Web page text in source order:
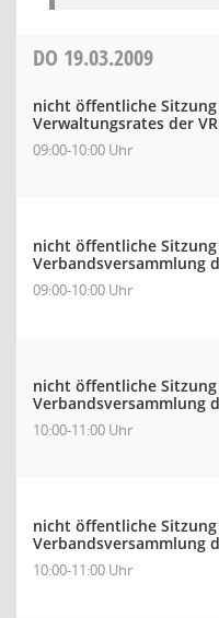
DO 19.03.2009
nicht öffentliche
Verwaltungsrates der
09:00-10:00 Uhr
nicht öffentliche
Verbandsversammlung
09:00-10:00 Uhr
nicht öffentliche
Verbandsversammlung
10:00-11:00 Uhr
nicht öffentliche
Verbandsversammlung
10:00-11:00 Uhr